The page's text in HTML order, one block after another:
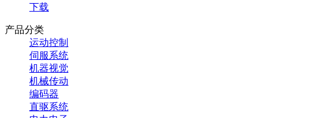
下载
产品分类
运动控制
伺服系统
机器视觉
机械传动
编码器
直驱系统